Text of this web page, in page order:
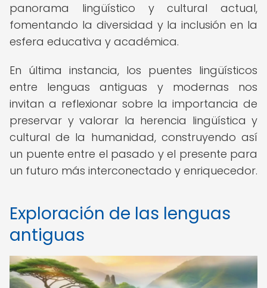
panorama lingüístico y cultural actual,
fomentando la diversidad y la inclusión en la
esfera educativa y académica.
En última instancia, los puentes lingüísticos
entre lenguas antiguas y modernas nos
invitan a reflexionar sobre la importancia de
preservar y valorar la herencia lingüística y
cultural de la humanidad, construyendo así
un puente entre el pasado y el presente para
un futuro más interconectado y enriquecedor.
Exploración de las lenguas
antiguas